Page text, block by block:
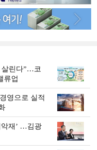
살린다”…코
류업
영으로 실적
악재’ …김광